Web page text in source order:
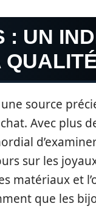
: UN
source
Avec plus
sur les
matériaux et
que les